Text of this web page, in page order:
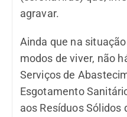
agravar.
Ainda que na
modos de viver, não
Serviços de
Esgotamento
aos Resíduos